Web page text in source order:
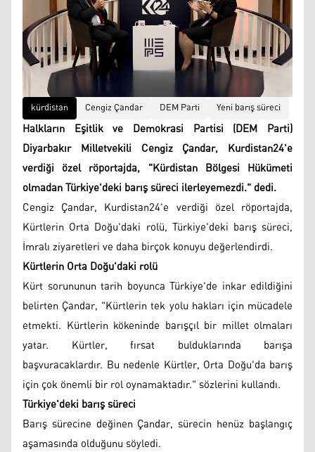
kürdistan Cengiz Çandar DEM Parti Yeni barış süreci
Halkların Eşitlik ve Demokrasi Partisi (DEM Parti)
Diyarbakır Milletvekili Cengiz Çandar, Kurdistan24'e
verdiği özel röportajda, "Kürdistan Bölgesi Hükümeti
olmadan Türkiye'deki barış süreci ilerleyemezdi." dedi.
Cengiz Çandar, Kurdistan24'e verdiği özel röportajda,
Kürtlerin Orta Doğu'daki rolü, Türkiye'deki barış süreci,
İmralı ziyaretleri ve daha birçok konuyu değerlendirdi.
Kürtlerin Orta Doğu'daki rolü
Kürt sorununun tarih boyunca Türkiye'de inkar edildiğini
belirten Çandar, "Kürtlerin tek yolu hakları için mücadele
etmekti. Kürtlerin kökeninde barışçıl bir millet olmaları
yatar. Kürtler, fırsat bulduklarında barışa
başvuracaklardır. Bu nedenle Kürtler, Orta Doğu'da barış
için çok önemli bir rol oynamaktadır." sözlerini kullandı.
Türkiye'deki barış süreci
Barış sürecine değinen Çandar, sürecin henüz başlangıç
aşamasında olduğunu söyledi.